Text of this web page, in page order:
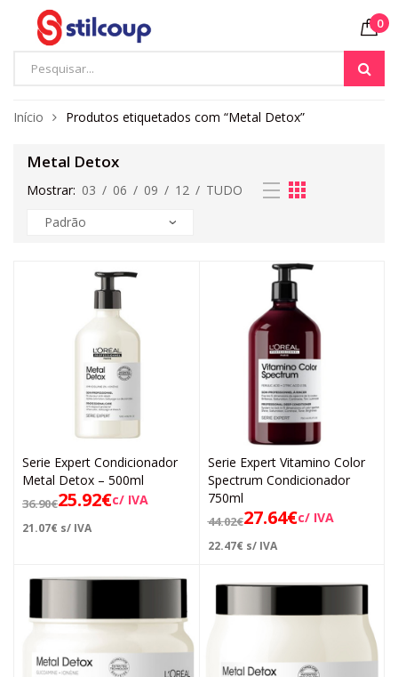
0
Início Produtos etiquetados com “Metal Detox”
Metal Detox
Mostrar: 03 / 06 / 09 / 12 / TUDO
Serie Expert Condicionador
Metal Detox – 500ml
36.90€25.92€c/ IVA
21.07€ s/ IVA
Serie Expert Vitamino Color
Spectrum Condicionador
750ml
44.02€27.64€c/ IVA
22.47€ s/ IVA